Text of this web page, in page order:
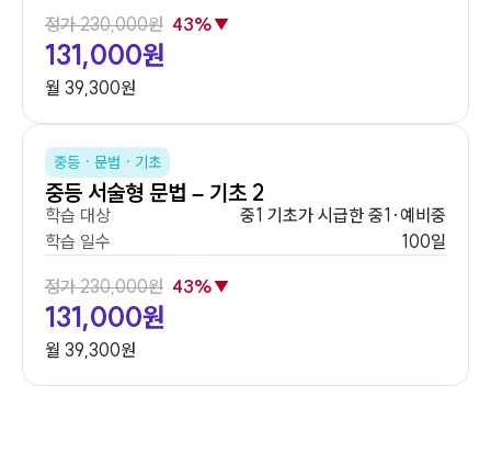
중등
문법
어학시험
TOEIC
성인 영어
문법
정가 230,000원 43%▼
131,000원
월 39,300원
중등 · 문법 · 기초
중등 서술형 문법 – 기초 2
학습 대상
중1 기초가 시급한 중1·예비중
학습 일수
100일
정가 230,000원 43%▼
131,000원
월 39,300원